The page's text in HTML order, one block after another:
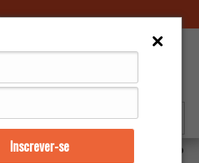
Inscrever-seManopla CG 160 Cargo